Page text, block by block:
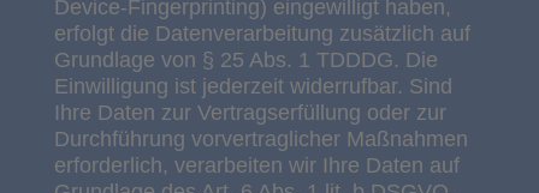
Device-Fingerprinting) eingewilligt haben,
erfolgt die Datenverarbeitung zusätzlich auf
Grundlage von § 25 Abs. 1 TDDDG. Die
Einwilligung ist jederzeit widerrufbar. Sind
Ihre Daten zur Vertragserfüllung oder zur
Durchführung vorvertraglicher Maßnahmen
erforderlich, verarbeiten wir Ihre Daten auf